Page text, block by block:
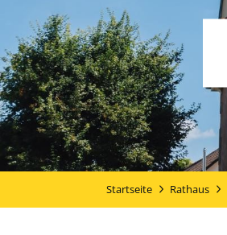
Startseite Rathaus